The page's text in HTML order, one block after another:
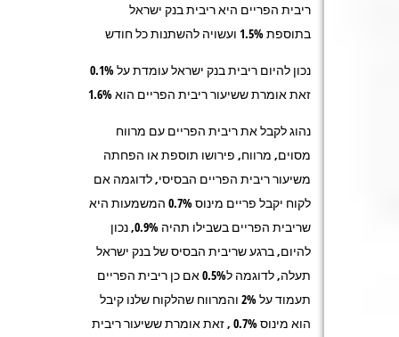
ריבית הפריים היא ריבית בנק ישראל
בתוספת 1.5% ועשויה להשתנות כל חודש
נכון להיום ריבית בנק ישראל עומדת על 0.1%
זאת אומרת ששיעור ריבית הפריים הוא 1.6%
נהוג לקבל את ריבית הפריים עם מרווח
מסוים, מרווח, פירושו תוספת או הפחתה
משיעור ריבית הפריים הבסיסי, לדוגמה אם
לקוח יקבל פריים מינוס 0.7% המשמעות היא
שריבית הפריים בשבילו תהיה 0.9%, נכון
להיום, ברגע שריבית הבסיס של בנק ישראל
תעלה, לדוגמה ל0.5% אם כן ריבית הפריים
תעמוד על 2% והמרווח שהלקוח שלנו קיבל
הוא מינוס 0.7% , זאת אומרת ששיעור ריבית